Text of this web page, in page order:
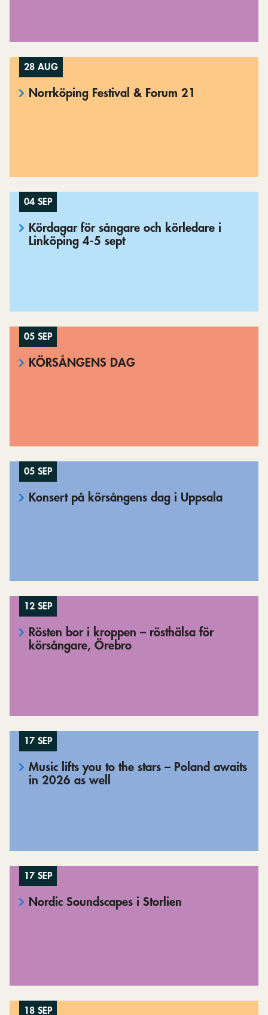
28 AUG
Norrköping Festival & Forum 21
04 SEP
Kördagar för sångare och körledare i
Linköping 4-5 sept
05 SEP
KÖRSÅNGENS DAG
05 SEP
Konsert på körsångens dag i Uppsala
12 SEP
Rösten bor i kroppen – rösthälsa för
körsångare, Örebro
17 SEP
Music lifts you to the stars – Poland awaits
in 2026 as well
17 SEP
Nordic Soundscapes i Storlien
18 SEP